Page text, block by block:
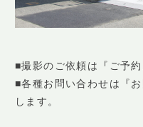
■撮影のご依頼は『ご予
■各種お問い合わせは『
します。